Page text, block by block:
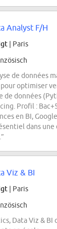
Analyst F/H
| Paris
de données
optimiser
de données
Profil :
en BI,
dans
Viz & BI
| Paris
Data Viz & BI